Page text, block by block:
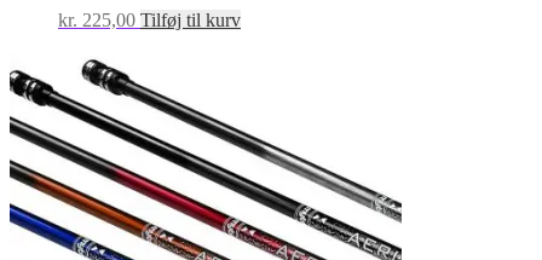
kr. 225,00 Tilføj til kurv